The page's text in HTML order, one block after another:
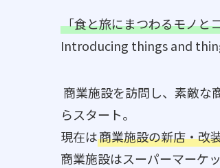
「食と旅にまつわるモノと
Introducing things and
商業施設を訪問し、素敵な
らスタート。
現在は商業施設の新店・改
商業施設はスーパーマーケ